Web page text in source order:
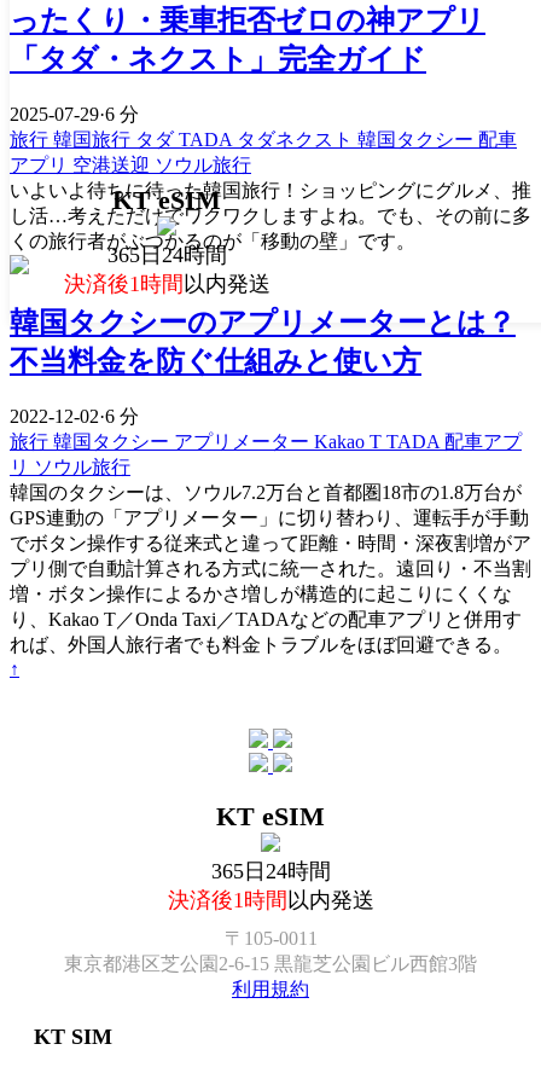
KT eSIM
365日24時間
決済後1時間以内発送
ったくり・乗車拒否ゼロの神アプリ
「タダ・ネクスト」完全ガイド
2025-07-29·6 分
旅行 韓国旅行 タダTADA タダネクスト 韓国タクシー 配車
アプリ 空港送迎 ソウル旅行
いよいよ待ちに待った韓国旅行！ショッピングにグルメ、推
し活…考えただけでワクワクしますよね。でも、その前に多
くの旅行者がぶつかるのが「移動の壁」です。
韓国タクシーのアプリメーターとは？
不当料金を防ぐ仕組みと使い方
2022-12-02·6 分
旅行 韓国タクシー アプリメーター Kakao T TADA 配車アプ
リ ソウル旅行
韓国のタクシーは、ソウル7.2万台と首都圏18市の1.8万台が
GPS連動の「アプリメーター」に切り替わり、運転手が手動
でボタン操作する従来式と違って距離・時間・深夜割増がア
プリ側で自動計算される方式に統一された。遠回り・不当割
増・ボタン操作によるかさ増しが構造的に起こりにくくな
り、Kakao T／Onda Taxi／TADAなどの配車アプリと併用す
れば、外国人旅行者でも料金トラブルをほぼ回避できる。
↑
KT eSIM
365日24時間
決済後1時間以内発送
〒105-0011
東京都港区芝公園2-6-15 黒龍芝公園ビル西館3階
利用規約
KT SIM